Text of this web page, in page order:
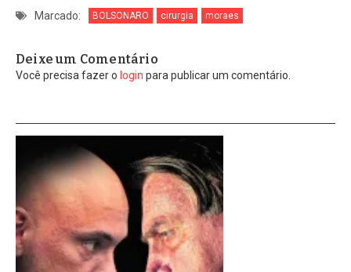
Marcado: BOLSONARO cirurgia moraes
Deixe um Comentário
Você precisa fazer o login para publicar um comentário.